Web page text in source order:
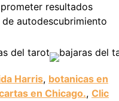
resultados
autodescubrimiento
Harris, botanicas en
en Chicago., Clic